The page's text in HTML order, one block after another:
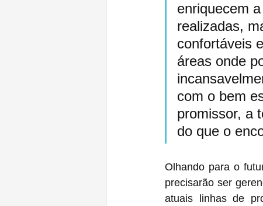
enriquecem
realizadas,
confortáveis
áreas onde
com o bem
promissor, a
do que o
Olhando para o
precisarão ser
atuais linhas de produtos ‌iPhone‌, Mac e Apple Watch, nunca